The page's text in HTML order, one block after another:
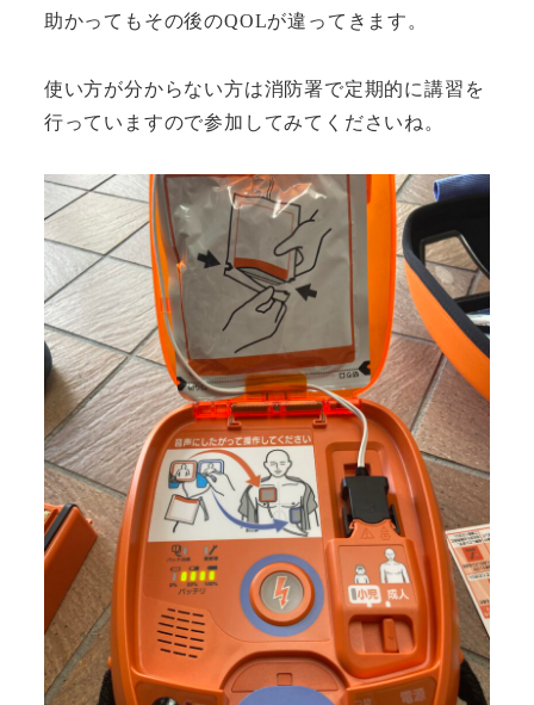
助かってもその後のQOLが違ってきます。
使い方が分からない方は消防署で定期的に講習を
行っていますので参加してみてくださいね。